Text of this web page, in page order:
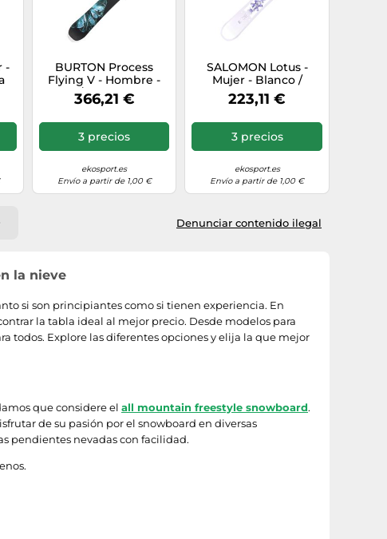
-
BURTON Process
Flying V - Hombre -
Negro / Azul - talla 155-
modelo 2026
366,21 €
3 precios
ekosport.es
Envío a partir de 1,00 €
SALOMON Lotus -
Mujer - Blanco /
Violeta - talla 142-
modelo 2026
223,11 €
3 precios
ekosport.es
Envío a partir de 1,00 €
Denunciar contenido ilegal
la nieve
si son principiantes como si tienen experiencia. En
la tabla ideal al mejor precio. Desde modelos para
todos. Explore las diferentes opciones y elija la que mejor
que considere el all mountain freestyle snowboard.
de su pasión por el snowboard en diversas
pendientes nevadas con facilidad.